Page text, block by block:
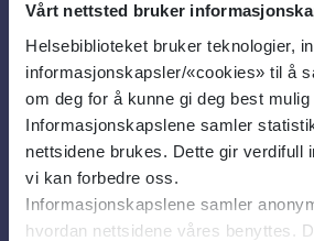
Vårt nettsted bruker
Helsebiblioteket bruker teknologier,
informasjonskapsler/«cookies» til å
om deg for å kunne gi deg best
Informasjonskapslene samler
nettsidene brukes. Dette gir verdifull
vi kan forbedre oss.
Informasjonskapslene samler
hvordan nettsidene våres benyttes.
Om oss
Om Helsebiblioteket
Personvern og
Tilgjengelighetserklæring